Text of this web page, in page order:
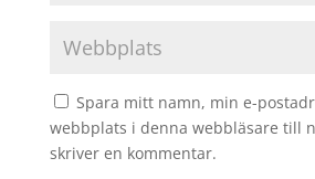
Spara mitt namn, min e-
webbplats i denna webbläsare till
skriver en kommentar.